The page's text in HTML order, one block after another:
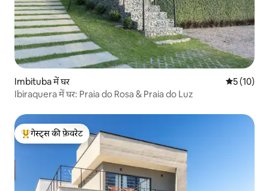
Imbituba में घर औसत रेटिंग
5 (10)
Ibiraquera में घर: Praia do Rosa & Praia do Luz
गेस्ट्स का टॉप फ़ेवरेट
गेस्ट्स की फ़ेवरेट